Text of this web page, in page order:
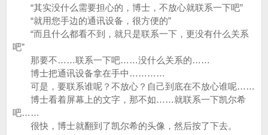
“其实没什么需要担心的，博士，不放心就联系一下吧”
“就用您手边的通讯设备，很方便的”
“而且什么都看不到，就只是联系一下，更没有什么关系
吧”
那要不……联系一下吧……没什么关系的……
博士把通讯设备拿在手中…………
可是，要联系谁呢？不放心？自己到底在不放心谁呢……
博士看着屏幕上的文字，那不如……就联系一下凯尔希
吧……
很快，博士就翻到了凯尔希的头像，然后按了下去。